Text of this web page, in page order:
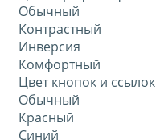
Обычный
Контрастный
Инверсия
Комфортный
Цвет кнопок и ссылок
Обычный
Красный
Синий